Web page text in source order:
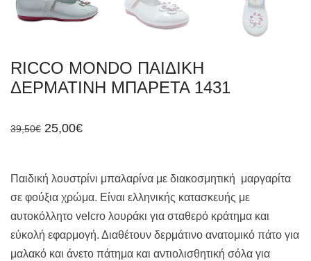
RICCO MONDO ΠΑΙΔΙΚΗ
ΔΕΡΜΑΤΙΝΗ ΜΠΑΡΕΤΑ 1431
39,50€ Original
25,00€Η
25,00€.
Παιδική λουστρίνι μπαλαρίνα με διακοσμητική μαργαρίτα
σε φούξια χρώμα. Είναι ελληνικής κατασκευής με
αυτοκόλλητο velcro λουράκι για σταθερό κράτημα και
εύκολή εφαρμογή. Διαθέτουν δερμάτινο ανατομικό πάτο για
μαλακό και άνετο πάτημα και αντιολισθητική σόλα για